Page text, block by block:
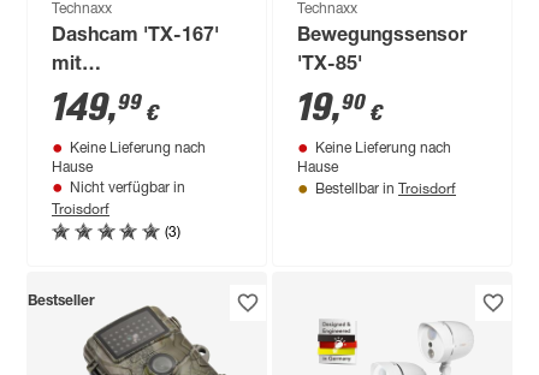
Technaxx
Dashcam 'TX-167'
mit
Assistenzsystemen
4"
149,99 €
Keine Lieferung nach
Hause
Nicht verfügbar in
Troisdorf
(3)
Technaxx
Bewegungssensor
'TX-85'
19,90 €
Keine Lieferung nach
Hause
Bestellbar in Troisdorf
Bestseller